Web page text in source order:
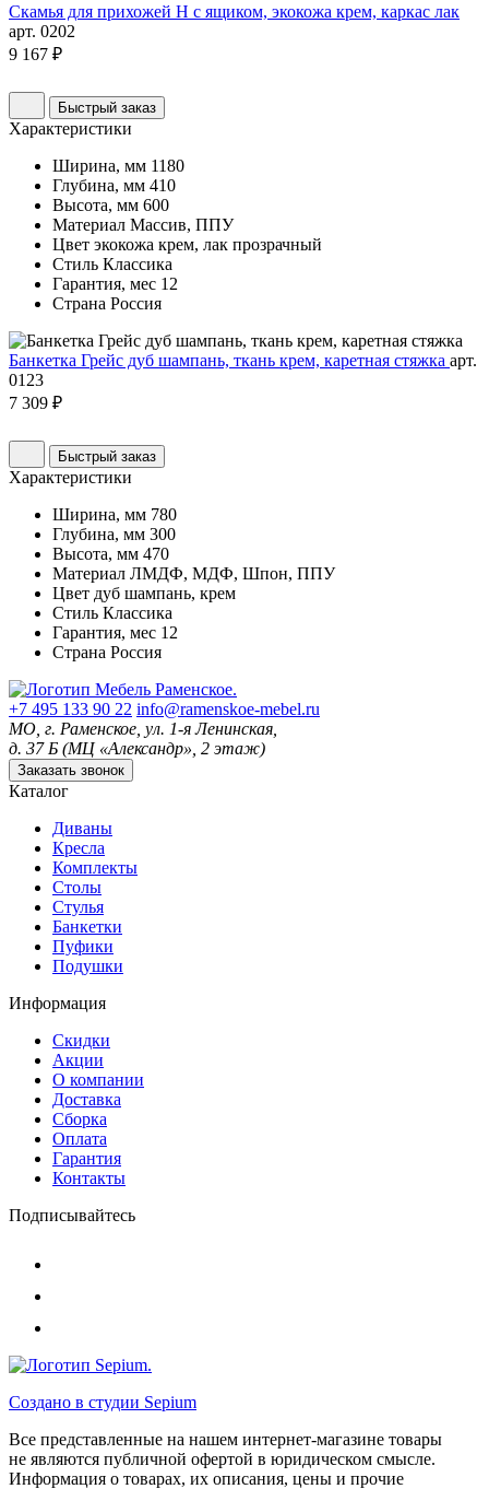
Скамья для прихожей Н с ящиком, экокожа крем, каркас лак
арт. 0202
9 167 ₽
Быстрый заказ
Характеристики
Ширина, мм 1180
Глубина, мм 410
Высота, мм 600
Материал Массив, ППУ
Цвет экокожа крем, лак прозрачный
Стиль Классика
Гарантия, мес 12
Страна Россия
Банкетка Грейс дуб шампань, ткань крем, каретная стяжка арт.
0123
7 309 ₽
Быстрый заказ
Характеристики
Ширина, мм 780
Глубина, мм 300
Высота, мм 470
Материал ЛМДФ, МДФ, Шпон, ППУ
Цвет дуб шампань, крем
Стиль Классика
Гарантия, мес 12
Страна Россия
+7 495 133 90 22 info@ramenskoe-mebel.ru
МО, г. Раменское, ул. 1-я Ленинская,
д. 37 Б (МЦ «Александр», 2 этаж)
Заказать звонок
Каталог
Диваны
Кресла
Комплекты
Столы
Стулья
Банкетки
Пуфики
Подушки
Информация
Скидки
Акции
О компании
Доставка
Сборка
Оплата
Гарантия
Контакты
Подписывайтесь
Создано в студии Sepium
Все представленные на нашем интернет-магазине товары
не являются публичной офертой в юридическом смысле.
Информация о товарах, их описания, цены и прочие